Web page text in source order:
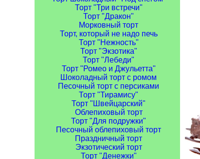
Торт "Три встречи"
Торт "Дракон"
Морковный торт
Торт, который не надо печь
Торт "Нежность"
Торт "Экзотика"
Торт "Лебеди"
Торт "Ромео и Джульетта"
Шоколадный торт с ромом
Песочный торт с персиками
Торт "Тирамису"
Торт "Швейцарский"
Облепиховый торт
Торт "Для подружки"
Песочный облепиховый торт
Праздничный торт
Экзотический торт
Торт "Денежки"